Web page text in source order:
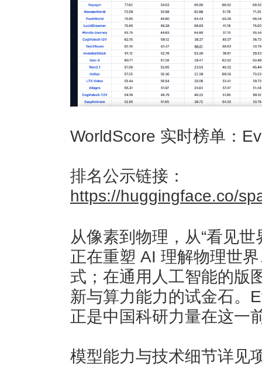
WorldScore 实时榜单：
排名公示链接：
https://huggingface.co/
从像素到物理，从“看见世
正在重塑 AI 理解物理世
式；在通用人工智能的版
新与算力能力的试金石。
正是中国科研力量在这一
模型能力与技术细节详见